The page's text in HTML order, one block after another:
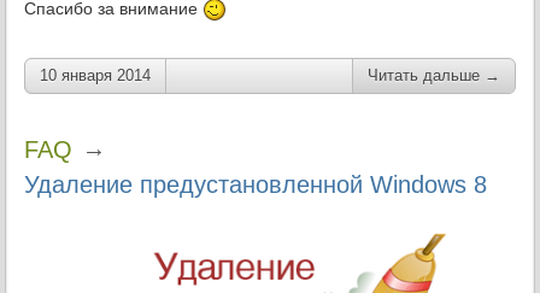
Спасибо за внимание
10 января 2014 Читать дальше →
FAQ →
Удаление предустановленной Windows 8